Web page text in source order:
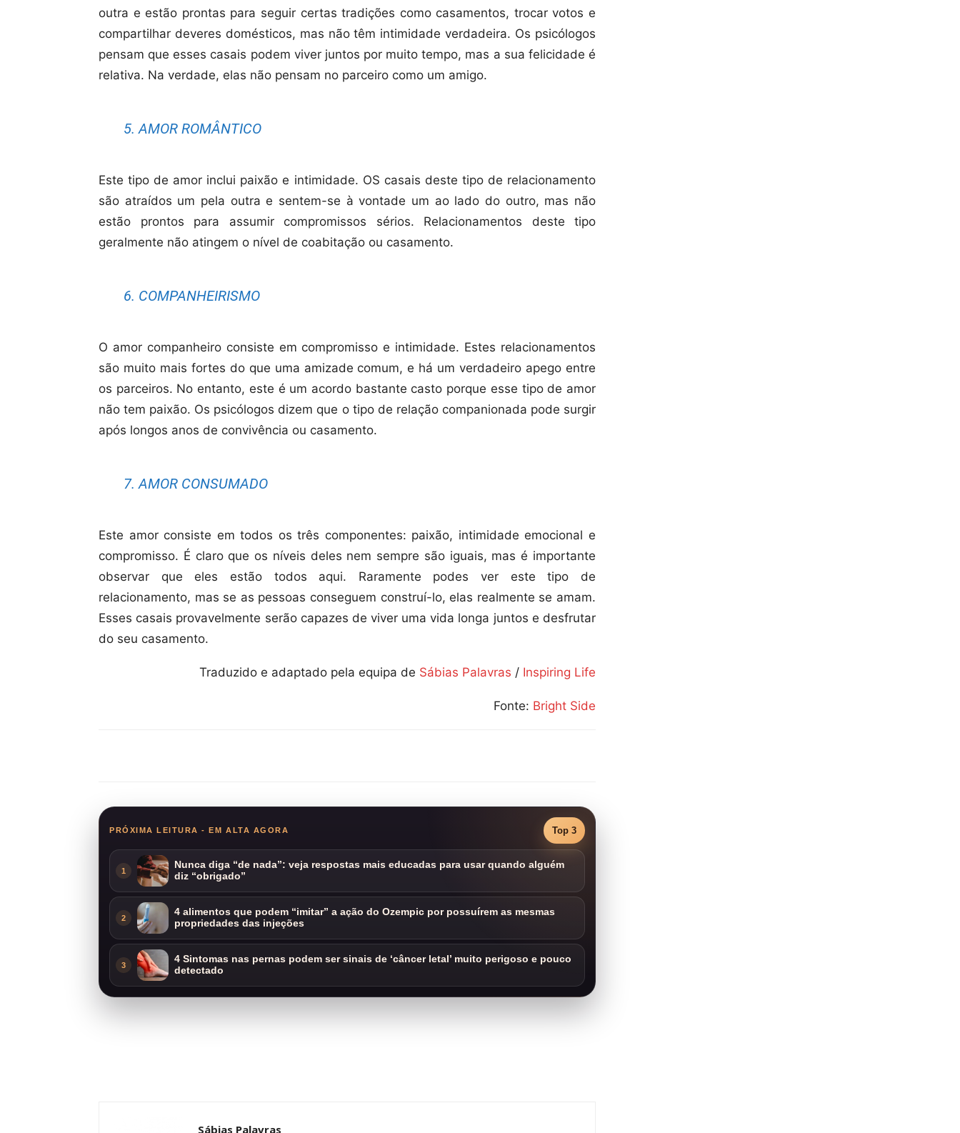
outra e estão prontas para seguir certas tradições como casamentos, trocar votos e
compartilhar deveres domésticos, mas não têm intimidade verdadeira. Os psicólogos
pensam que esses casais podem viver juntos por muito tempo, mas a sua felicidade é
relativa. Na verdade, elas não pensam no parceiro como um amigo.
5. AMOR ROMÂNTICO
Este tipo de amor inclui paixão e intimidade. OS casais deste tipo de relacionamento
são atraídos um pela outra e sentem-se à vontade um ao lado do outro, mas não
estão prontos para assumir compromissos sérios. Relacionamentos deste tipo
geralmente não atingem o nível de coabitação ou casamento.
6. COMPANHEIRISMO
O amor companheiro consiste em compromisso e intimidade. Estes relacionamentos
são muito mais fortes do que uma amizade comum, e há um verdadeiro apego entre
os parceiros. No entanto, este é um acordo bastante casto porque esse tipo de amor
não tem paixão. Os psicólogos dizem que o tipo de relação companionada pode surgir
após longos anos de convivência ou casamento.
7. AMOR CONSUMADO
Este amor consiste em todos os três componentes: paixão, intimidade emocional e
compromisso. É claro que os níveis deles nem sempre são iguais, mas é importante
observar que eles estão todos aqui. Raramente podes ver este tipo de
relacionamento, mas se as pessoas conseguem construí-lo, elas realmente se amam.
Esses casais provavelmente serão capazes de viver uma vida longa juntos e desfrutar
do seu casamento.
Traduzido e adaptado pela equipa de Sábias Palavras / Inspiring Life
Fonte: Bright Side
PRÓXIMA LEITURA - EM ALTA AGORA Top 3
1
Nunca diga “de nada”: veja respostas mais educadas para usar quando alguém
diz “obrigado”
2
4 alimentos que podem “imitar” a ação do Ozempic por possuírem as mesmas
propriedades das injeções
3
4 Sintomas nas pernas podem ser sinais de ‘câncer letal’ muito perigoso e pouco
detectado
Sábias Palavras